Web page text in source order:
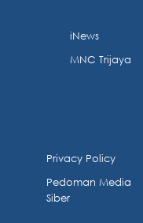
iNews
MNC Trijaya
Privacy Policy
Pedoman Media
Siber